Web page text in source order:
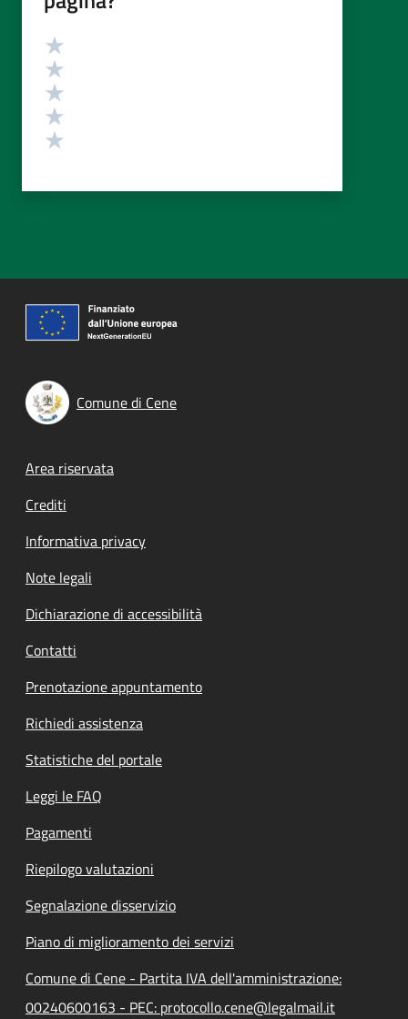
Valutazione
Comune di Cene
Footer menu
Area riservata
Crediti
Informativa privacy
Note legali
Dichiarazione di accessibilità
Contatti
Prenotazione appuntamento
Richiedi assistenza
Statistiche del portale
Leggi le FAQ
Pagamenti
Riepilogo valutazioni
Segnalazione disservizio
Piano di miglioramento dei servizi
Comune di Cene - Partita IVA dell'amministrazione:
00240600163 - PEC: protocollo.cene@legalmail.it